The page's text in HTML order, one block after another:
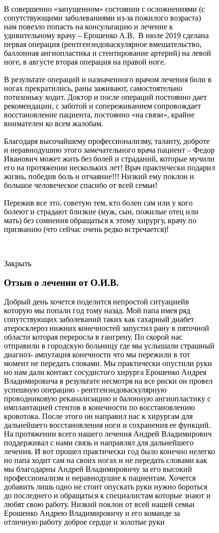
В совершенно «запущенном» состоянии с осложнениями (с
сопутствующими заболеваниями из-за пожилого возраста)
нам повезло попасть на консультацию и лечение к
удивительному врачу – Ерошенко А.В. В июле 2019 сделана
первая операция (рентгенэндоваскулярное вмешательство,
баллонная ангиопластика и стентирование артерий) на левой
ноге, в августе вторая операция на правой ноге.
В результате операций и назначенного врачом лечения боли в
ногах прекратились, раны заживают, самостоятельно
потихоньку ходит. Доктор и после операций постоянно дает
рекомендации, с заботой и сопереживанием сопровождает
восстановление пациента, постоянно «на связи», крайне
внимателен ко всем жалобам.
Благодаря высочайшему профессионализму, таланту, доброте
и неравнодушию этого замечательного врача пациент – Федор
Иванович может жить без болей и страданий, которые мучили
его на протяжении нескольких лет! Врач практически подарил
жизнь, победив боль и отчаяние!!! Низкий ему поклон и
большое человеческое спасибо от всей семьи!
Пережив все это, советую тем, кто болен сам или у кого
болеют и страдают близкие (муж, сын, пожилые отец или
мать) без сомнения обращаться к этому хирургу, врачу по
призванию (что сейчас очень редко встречается)!
Закрыть
Отзыв о лечении от О.И.В.
Добрый день хочется поделится непростой ситуациейв
которую мы попали год тому назад. Мой папа имея ряд
сопутствующих заболеваний таких как сахарный диабет
атеросклероз нижних конечностей запустил рану в пяточной
области которая переросла в гангрену. По скорой нас
отправили в городскую больницу где мы услышали страшный
диагноз- ампутация конечности что мы пережили в тот
момент не передать словами. Мы практически опустили руки
но нам дали контакт сосудистого хирурга Ерошенко Андрея
Владимировича в результате несмотря на все риски он провел
успешную операцию - рентгенэндоваскулярную
проводниковую реканализацию и балонную ангиопластику с
имплантацией стентов в конечности по восстановлению
кровотока. После этого он направил нас к хирургам для
дальнейшего восстановления ноги и сохранения ее функций.
На протяжении всего нашего лечения Андрей Владимирович
поддерживал с нами связь и направлял для дальнейшего
лечения. И вот прошел практически год было конечно нелегко
но папа ходит сам на своих ногах и не передать словами как
мы благодарны Андрей Владимировичу за его высокий
профессионализм и неравнодушие к пациентам. Хочется
добавить лишь одно не стоит опускать руки нужно бороться
до последнего и обращаться к специалистам которые знают и
любят свою работу. Низкий поклон от всей нашей семьи
Ерошенко Андрею Владимировичу и его команде за
отличную работу доброе сердце и золотые руки